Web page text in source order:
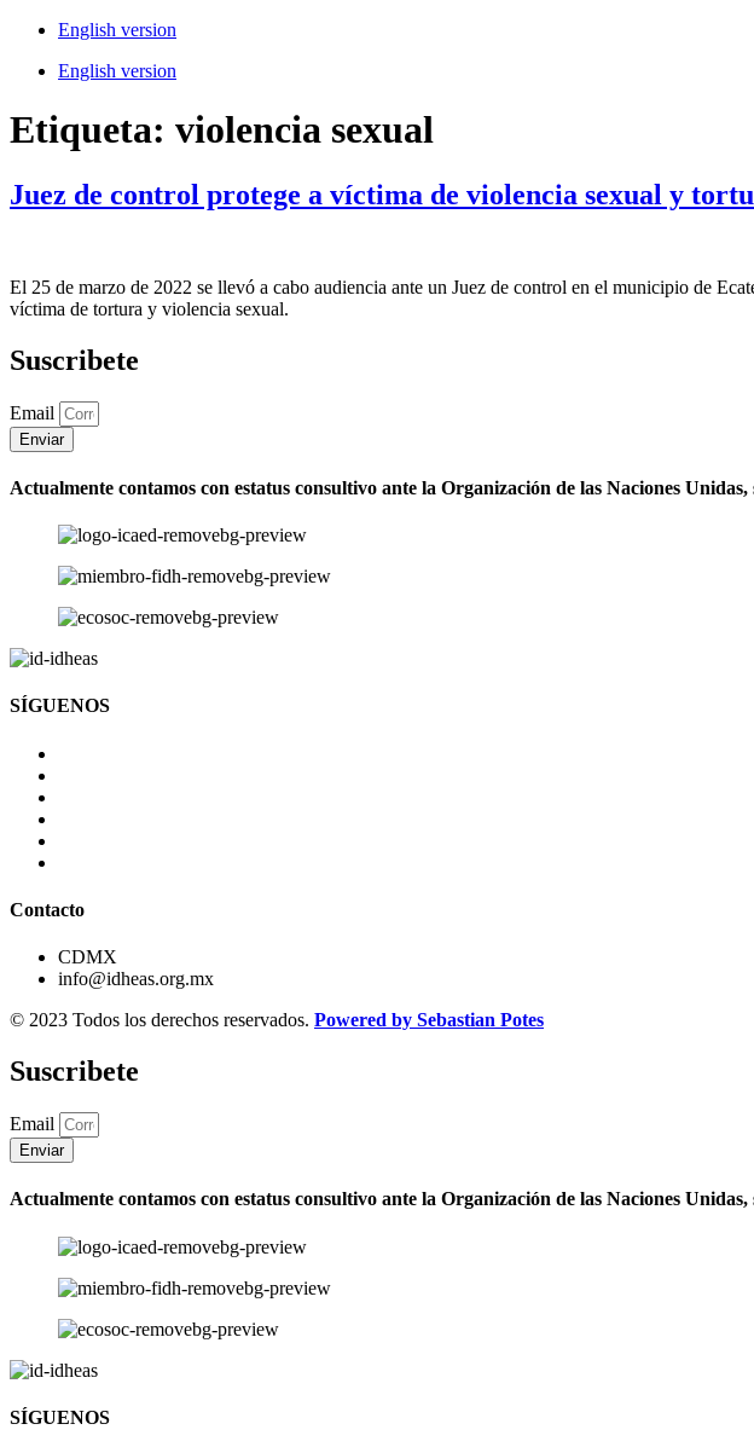
English version
English version
Etiqueta: violencia sexual
Juez de control protege a víctima de violencia sexual y
El 25 de marzo de 2022 se llevó a cabo audiencia ante un Juez de control en el municipio de
víctima de tortura y violencia sexual.
Suscribete
Email
Enviar
Actualmente contamos con estatus consultivo ante la Organización de las Naciones
SÍGUENOS
Contacto
CDMX
info@idheas.org.mx
© 2023 Todos los derechos reservados. Powered by Sebastian Potes
Suscribete
Email
Enviar
Actualmente contamos con estatus consultivo ante la Organización de las Naciones
SÍGUENOS